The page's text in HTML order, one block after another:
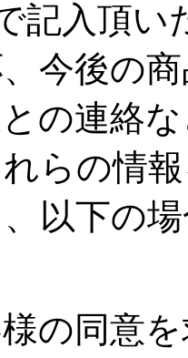
記入頂い
今後の
の連絡
らの情
以下の
様の同意